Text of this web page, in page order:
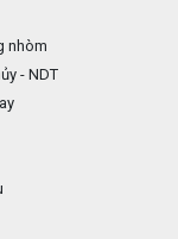
nhòm
- NDT